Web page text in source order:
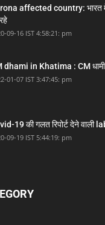
affected country: भारत में
09-16 IST 4:58:21: pm
dhami in Khatima : CM
01-07 IST 3:47:45: pm
19 की गलत रिपोर्ट देने वाली
09-19 IST 5:44:19: pm